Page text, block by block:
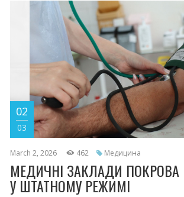
02
03
March 2, 2026 462 Медицина
МЕДИЧНІ ЗАКЛАДИ
У ШТАТНОМУ РЕЖИМІ